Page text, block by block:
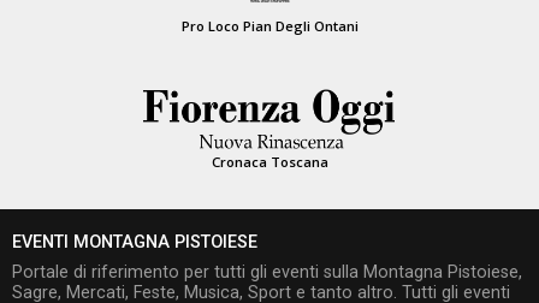
Pro Loco Pian Degli Ontani
Cronaca Toscana
EVENTI MONTAGNA PISTOIESE
Portale di riferimento per tutti gli eventi sulla Montagna Pistoiese,
Sagre, Mercati, Feste, Musica, Sport e tanto altro. Tutti gli eventi